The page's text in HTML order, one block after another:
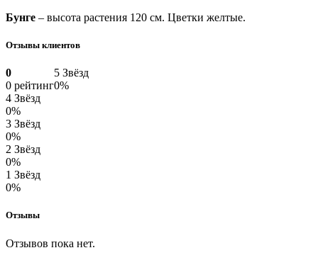
Бунге – высота растения 120 см. Цветки желтые.
Отзывы клиентов
0
0 рейтинг
5 Звёзд
0%
4 Звёзд
0%
3 Звёзд
0%
2 Звёзд
0%
1 Звёзд
0%
Отзывы
Отзывов пока нет.